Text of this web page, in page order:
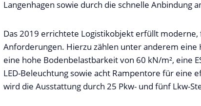
Langenhagen sowie durch die schnelle Anbindung
Das 2019 errichtete Logistikobjekt erfüllt
Anforderungen. Hierzu zählen unter anderem
eine hohe Bodenbelastbarkeit von 60 kN/m², eine
LED-Beleuchtung sowie acht Rampentore für eine
wird die Ausstattung durch 25 Pkw- und fünf Lkw-